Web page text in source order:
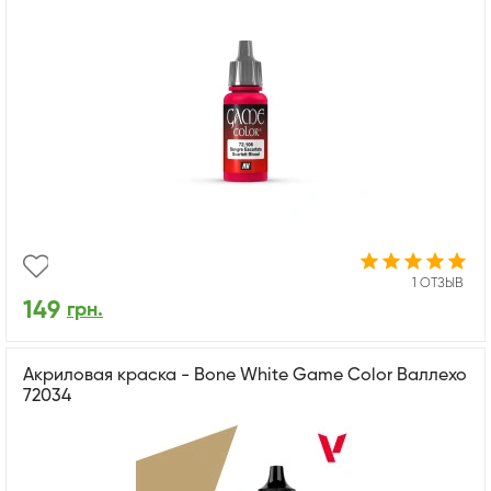
1 ОТЗЫВ
149 грн.
Акриловая краска - Bone White Game Color Валлехо
72034